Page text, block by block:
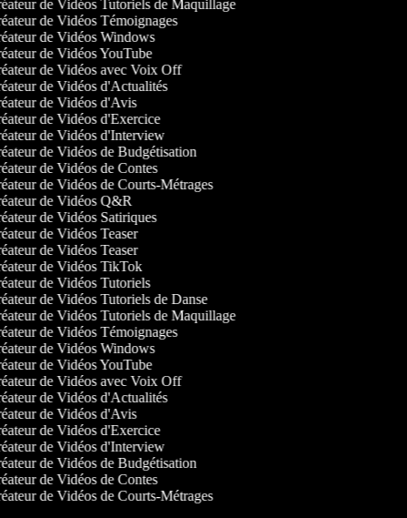
de Vidéos Tutoriels de Maquillage
de Vidéos Témoignages
de Vidéos Windows
de Vidéos YouTube
de Vidéos avec Voix Off
de Vidéos d'Actualités
de Vidéos d'Avis
de Vidéos d'Exercice
de Vidéos d'Interview
de Vidéos de Budgétisation
de Vidéos de Contes
de Vidéos de Courts-Métrages
de Vidéos Q&R
de Vidéos Satiriques
de Vidéos Teaser
de Vidéos Teaser
de Vidéos TikTok
de Vidéos Tutoriels
de Vidéos Tutoriels de Danse
de Vidéos Tutoriels de Maquillage
de Vidéos Témoignages
de Vidéos Windows
de Vidéos YouTube
de Vidéos avec Voix Off
de Vidéos d'Actualités
de Vidéos d'Avis
de Vidéos d'Exercice
de Vidéos d'Interview
de Vidéos de Budgétisation
de Vidéos de Contes
de Vidéos de Courts-Métrages